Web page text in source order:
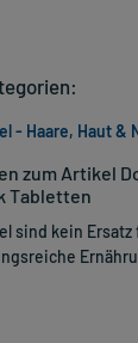
zum Artikel
Tabletten
sind kein Ersatz
- Haare, Haut &